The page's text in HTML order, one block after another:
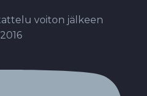
voiton jälkeen